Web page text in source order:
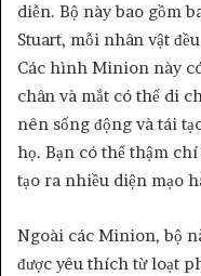
diễn. Bộ này bao gồm
Stuart, mỗi nhân vật
Các hình Minion này
chân và mắt có thể di
nên sống động và tái
họ. Bạn có thể thậm
tạo ra nhiều diện mạo
Ngoài các Minion, bộ
được yêu thích từ loạt